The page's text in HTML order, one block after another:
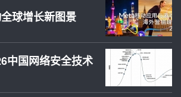
球增长新图景
中国网络安全技术